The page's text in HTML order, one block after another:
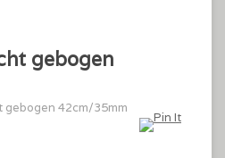
gebogen
gebogen 42cm/35mm